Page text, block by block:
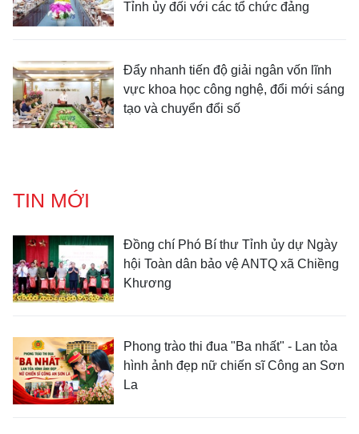
Tỉnh ủy đối với các tổ chức đảng
Đẩy nhanh tiến độ giải ngân vốn lĩnh
vực khoa học công nghệ, đổi mới sáng
tạo và chuyển đổi số
TIN MỚI
Đồng chí Phó Bí thư Tỉnh ủy dự Ngày
hội Toàn dân bảo vệ ANTQ xã Chiềng
Khương
Phong trào thi đua "Ba nhất" - Lan tỏa
hình ảnh đẹp nữ chiến sĩ Công an Sơn
La